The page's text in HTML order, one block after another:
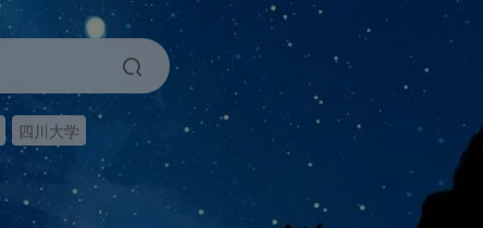
四川大学